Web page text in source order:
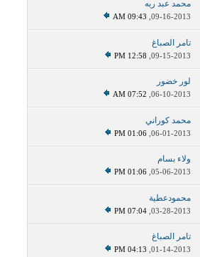
محمد عبد ربه
09-16-2013,
09:43 AM
تامر الصباغ
09-15-2013,
12:58 PM
لور خضور
06-10-2013,
07:52 AM
محمد كوراني
06-01-2013,
01:06 PM
ولاء بسام
05-06-2013,
01:06 PM
محمودعطية
03-28-2013,
07:04 PM
تامر الصباغ
01-14-2013,
04:13 PM